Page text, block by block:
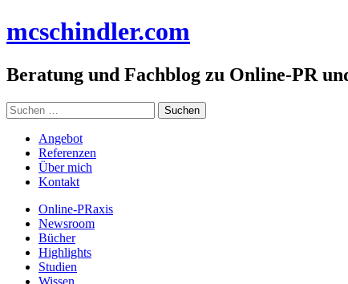
Inhalt
mcschindler.com
Beratung und Fachblog zu Online-PR
Suchen
nach:
Angebot
Referenzen
Über mich
Kontakt
Online-PRaxis
Newsroom
Bücher
Highlights
Studien
Wissen